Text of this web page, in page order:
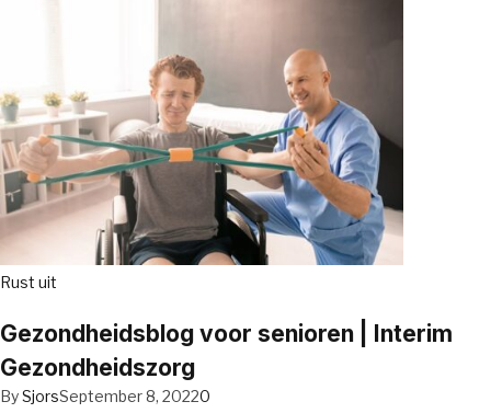
Rust uit
Gezondheidsblog voor senioren | Interim
Gezondheidszorg
BySjorsSeptember 8, 20220